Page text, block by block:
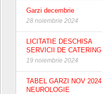
Garzi decembrie
28 noiembrie 2024
LICITATIE DESCHISA
SERVICII DE CATERING
19 noiembrie 2024
TABEL GARZI NOV 2024
NEUROLOGIE